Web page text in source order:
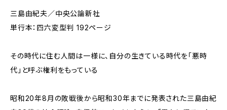
三島由紀夫／中央公論新社
単行本：四六変型判 192ページ
その時代に住む人間は一様に、自分の生きている時代を「悪時
代」と呼ぶ権利をもっている
昭和20年8月の敗戦後から昭和30年までに発表された三島由紀